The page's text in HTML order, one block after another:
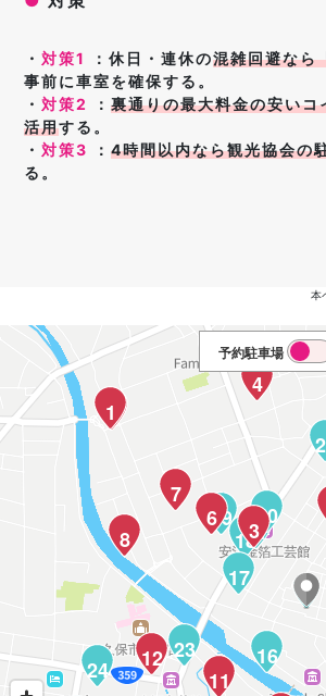
・対策1 ：休日・連休の混雑回避なら
事前に車室を確保する。
・対策2 ：裏通りの最大料金の安いコ
活用する 。
・対策3 ：4時間以内なら観光協会の
る 。
本
24
23
21
20
19
18
17
16
12
11
8
7
6
4
3
2
1
予約駐車場